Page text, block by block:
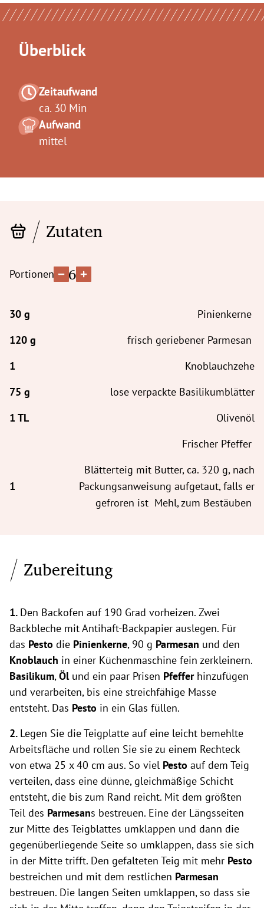
Überblick
Zeitaufwand
ca. 30 Min
Aufwand
mittel
Zutaten
Portionen 6
Pinienkerne
frisch geriebener Parmesan
Knoblauchzehe
lose verpackte Basilikumblätter
Olivenöl
Frischer Pfeffer
Blätterteig mit Butter, ca. 320 g, nach
Packungsanweisung aufgetaut, falls er
gefroren ist Mehl, zum Bestäuben
Zubereitung
1. Den Backofen auf 190 Grad vorheizen. Zwei
Backbleche mit Antihaft-Backpapier auslegen. Für
das Pesto die Pinienkerne, 90 g Parmesan und den
Knoblauch in einer Küchenmaschine fein zerkleinern.
Basilikum,Öl und ein paar Prisen Pfeffer hinzufügen
und verarbeiten, bis eine streichfähige Masse
entsteht. Das Pesto in ein Glas füllen.
2. Legen Sie die Teigplatte auf eine leicht bemehlte
Arbeitsfläche und rollen Sie sie zu einem Rechteck
von etwa 25 x 40 cm aus. So viel Pesto auf dem Teig
verteilen, dass eine dünne, gleichmäßige Schicht
entsteht, die bis zum Rand reicht. Mit dem größten
Teil des Parmesans bestreuen. Eine der Längsseiten
zur Mitte des Teigblattes umklappen und dann die
gegenüberliegende Seite so umklappen, dass sie sich
in der Mitte trifft. Den gefalteten Teig mit mehr Pesto
bestreichen und mit dem restlichen Parmesan
bestreuen. Die langen Seiten umklappen, so dass sie